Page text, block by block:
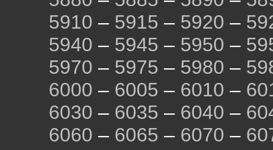
5910 – 5915 – 5920 –
5940 – 5945 – 5950 –
5970 – 5975 – 5980 –
6000 – 6005 – 6010 –
6030 – 6035 – 6040 –
6060 – 6065 – 6070 –